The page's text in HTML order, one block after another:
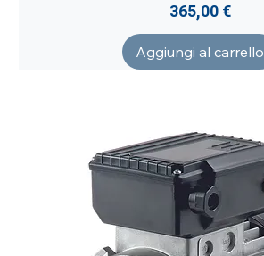
Prezzo
365,00 €
Aggiungi al carrello